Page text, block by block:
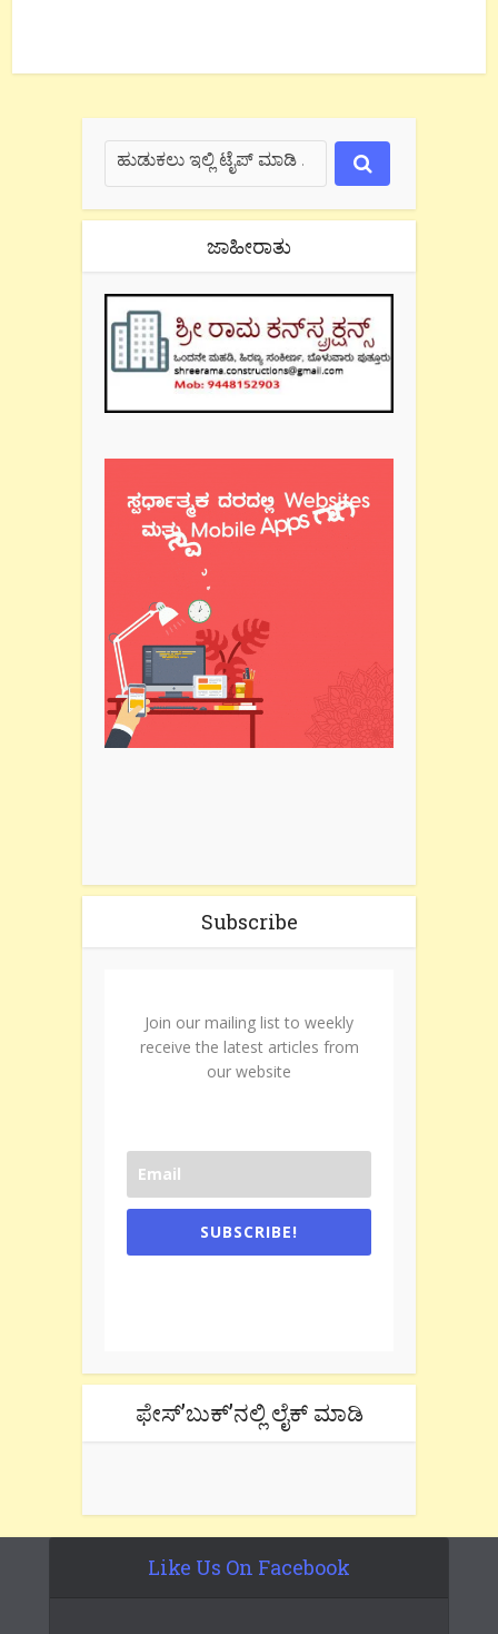
ಜಾಹೀರಾತು
Subscribe
Join our mailing list to weekly
receive the latest articles from
our website
SUBSCRIBE!
ಫೇಸ್’ಬುಕ್’ನಲ್ಲಿ ಲೈಕ್ ಮಾಡಿ
Like Us On Facebook